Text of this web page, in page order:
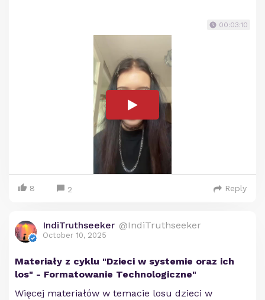
00:03:10
8 2 Reply
IndiTruthseeker @IndiTruthseeker
October 10, 2025
Materiały z cyklu "Dzieci w systemie oraz ich
los" - Formatowanie Technologiczne"
Więcej materiałów w temacie losu dzieci w